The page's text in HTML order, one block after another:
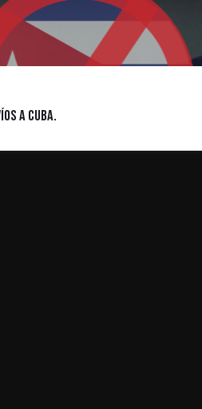
a Cuba.